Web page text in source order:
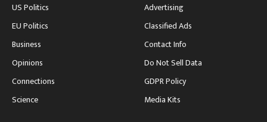
US Politics
EU Politics
Business
Opinions
Connections
Science
Advertising
Classified Ads
Contact Info
Do Not Sell Data
GDPR Policy
Media Kits